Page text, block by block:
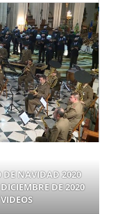
DE NAVIDAD 2020
DE 2020